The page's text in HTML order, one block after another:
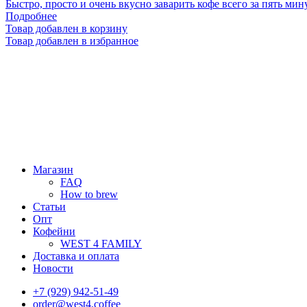
Быстро, просто и очень вкусно заварить кофе всего за пять
Подробнее
Товар добавлен в корзину
Товар добавлен в избранное
Магазин
FAQ
How to brew
Статьи
Опт
Кофейни
WEST 4 FAMILY
Доставка и оплата
Новости
+7 (929) 942-51-49
order@west4.coffee